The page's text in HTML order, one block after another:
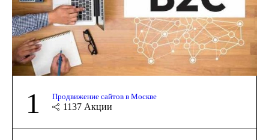
1 Продвижение сайтов в Москве
1137 Акции